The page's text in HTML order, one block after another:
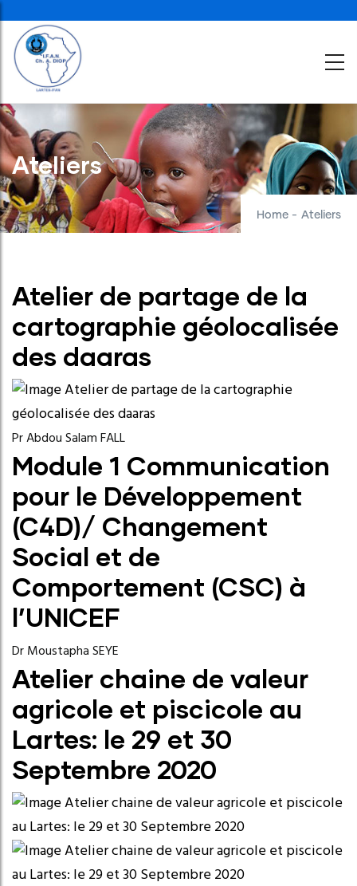
main
content
Ateliers
Home - Ateliers
Atelier de partage de la
cartographie géolocalisée
des daaras
Pr Abdou Salam FALL
Module 1 Communication
pour le Développement
(C4D)/​ Changement
Social et de
Comportement (CSC) à
l’UNICEF
Dr Moustapha SEYE
Atelier chaine de valeur
agricole et piscicole au
Lartes: le 29 et 30
Septembre 2020